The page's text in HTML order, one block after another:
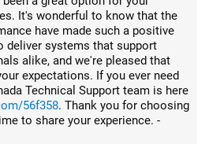
It's wonderful to know that the
have made such a positive
deliver systems that support
alike, and we're pleased that
expectations. If you ever need
Technical Support team is here
56f358. Thank you for choosing
to share your experience. -